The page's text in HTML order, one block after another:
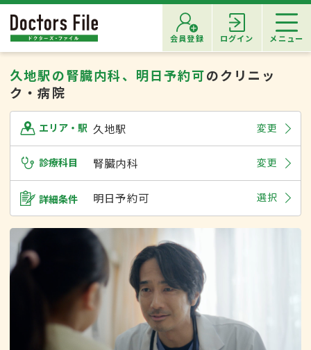
会員登録 ログイン メニュー
久地駅の腎臓内科、明日予約可のクリニッ
ク・病院
エリア・駅 久地駅 変更
診療科目 腎臓内科 変更
詳細条件 明日予約可 選択